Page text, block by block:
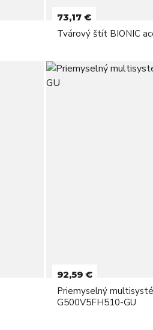
73,17 €
Tvárový štít BIONIC
92,59 €
Priemyselný
G500V5FH510-GU